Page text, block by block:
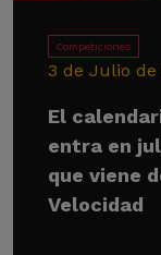
Competiciones
3 de Julio de
El
entra en
que viene
Velocidad